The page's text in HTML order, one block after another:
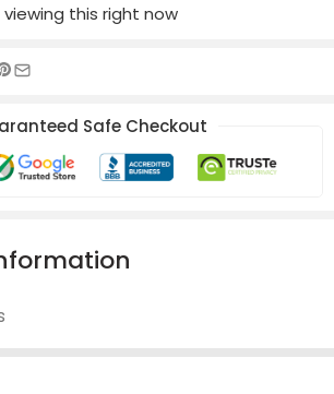
this right now
Safe Checkout